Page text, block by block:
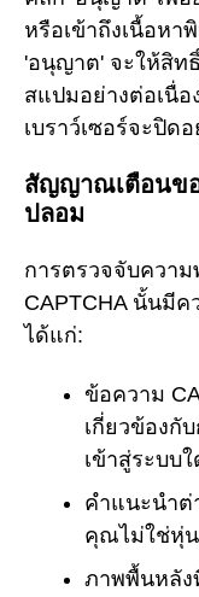
หรือเข้าถึงเนื้อหา
'อนุญาต' จะให้สิท
สแปมอย่างต่อเนื่อ
เบราว์เซอร์จะปิด
สัญญาณเตือนขอ
ปลอม
การตรวจจับควา
CAPTCHA นั้นมี
ได้แก่:
ข้อความ
เกี่ยวข้องกั
เข้าสู่ระบบใ
คำแนะนำต่
คุณไม่ใช่หุ่
ภาพพื้นหลัง